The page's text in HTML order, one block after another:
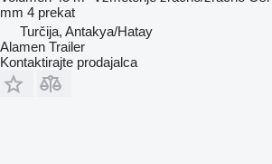
mm 4 prekat
Turčija, Antakya/Hatay
Alamen Trailer
Kontaktirajte prodajalca